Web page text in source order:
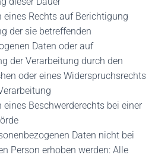
eines Rechts auf Berichtigung
der sie betreffenden
Daten oder auf
der Verarbeitung durch den
oder eines Widerspruchsrechts
eines Beschwerderechts bei einer
Daten nicht bei
Person erhoben werden: Alle